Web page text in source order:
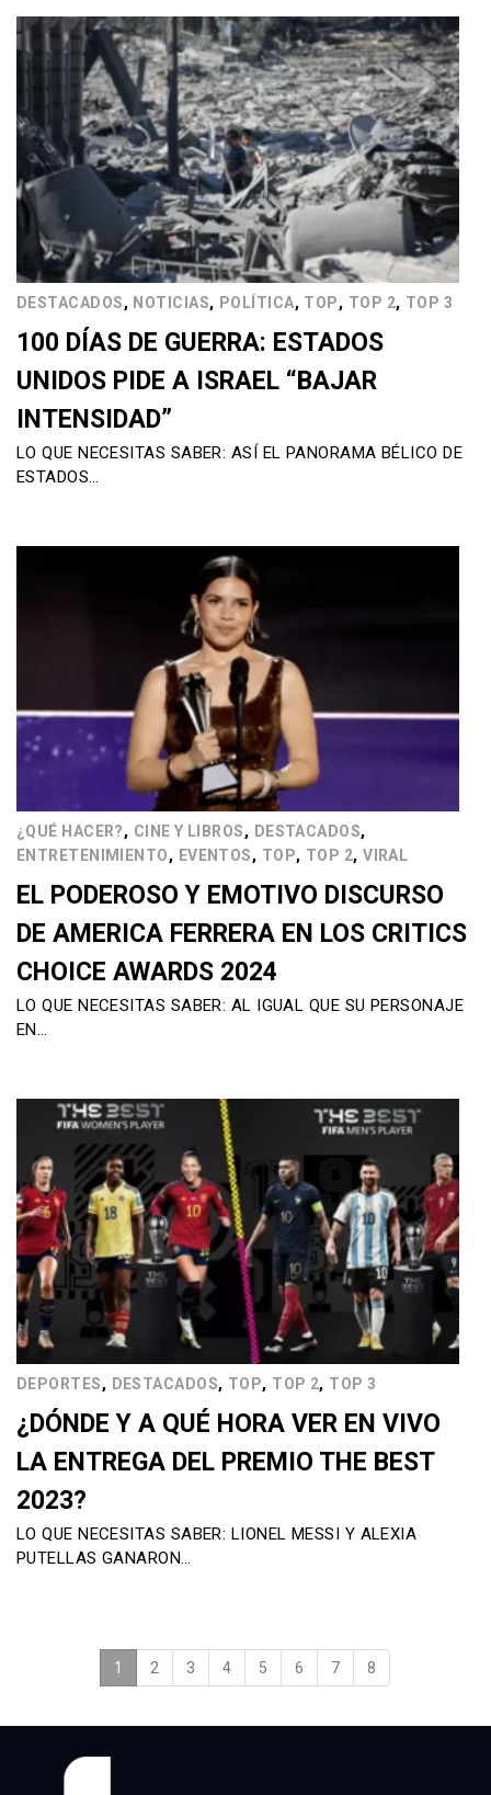
DESTACADOS, NOTICIAS, POLÍTICA, TOP, TOP 2, TOP 3
100 DÍAS DE GUERRA: ESTADOS
UNIDOS PIDE A ISRAEL “BAJAR
INTENSIDAD”
LO QUE NECESITAS SABER: ASÍ EL PANORAMA BÉLICO DE
ESTADOS…
¿QUÉ HACER?, CINE Y LIBROS, DESTACADOS,
ENTRETENIMIENTO, EVENTOS, TOP, TOP 2,VIRAL
EL PODEROSO Y EMOTIVO DISCURSO
DE AMERICA FERRERA EN LOS CRITICS
CHOICE AWARDS 2024
LO QUE NECESITAS SABER: AL IGUAL QUE SU PERSONAJE
EN…
DEPORTES, DESTACADOS, TOP, TOP 2, TOP 3
¿DÓNDE Y A QUÉ HORA VER EN VIVO
LA ENTREGA DEL PREMIO THE BEST
2023?
LO QUE NECESITAS SABER: LIONEL MESSI Y ALEXIA
PUTELLAS GANARON…
1 (current)
2 3 4 5 6 7 8